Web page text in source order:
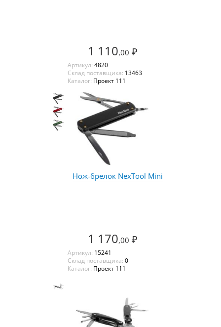
1 110,00 ₽
Артикул: 4820
Склад поставщика: 13463
Каталог: Проект 111
Нож-брелок NexTool Mini
1 170,00 ₽
Артикул: 15241
Склад поставщика: 0
Каталог: Проект 111